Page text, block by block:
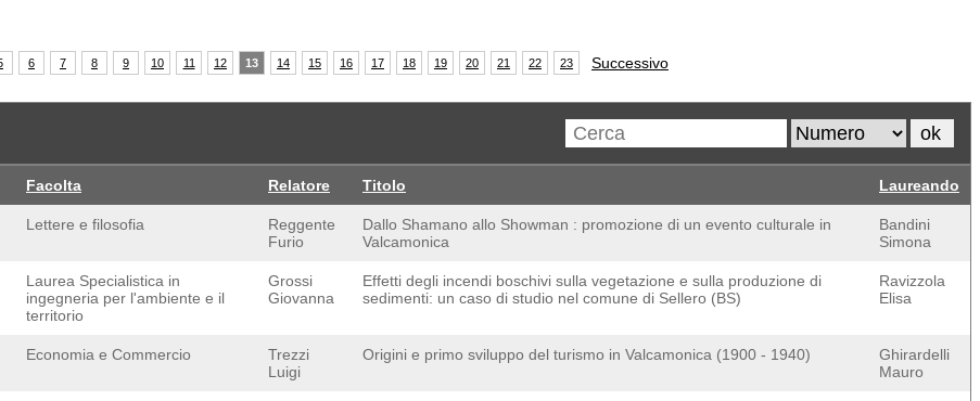
6 7 8 9 10 11 12 13 14 15 16 17 18 19 20 21 22 23 Successivo
Facolta Relatore Titolo Laureando
Lettere e filosofia
Reggente
Furio
Dallo Shamano allo Showman : promozione di un evento culturale in
Valcamonica
Bandini
Simona
Laurea Specialistica in
ingegneria per l'ambiente e il
territorio
Grossi
Giovanna
Effetti degli incendi boschivi sulla vegetazione e sulla produzione di
sedimenti: un caso di studio nel comune di Sellero (BS)
Ravizzola
Elisa
Economia e Commercio
Trezzi
Luigi
Origini e primo sviluppo del turismo in Valcamonica (1900 - 1940)
Ghirardelli
Mauro